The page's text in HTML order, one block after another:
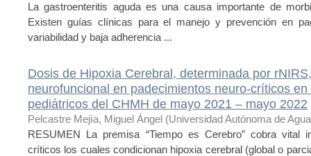
La gastroenteritis aguda es una causa importante de
Existen guías clínicas para el manejo y prevención en
variabilidad y baja adherencia ...
Dosis de Hipoxia Cerebral, determinada por
neurofuncional en padecimientos neuro-críticos
pediátricos del CHMH de mayo 2021 – mayo 2022
Pelcastre Mejía, Miguel Ángel (Universidad Autónoma de
RESUMEN La premisa “Tiempo es Cerebro” cobra vital
críticos los cuales condicionan hipoxia cerebral (global o